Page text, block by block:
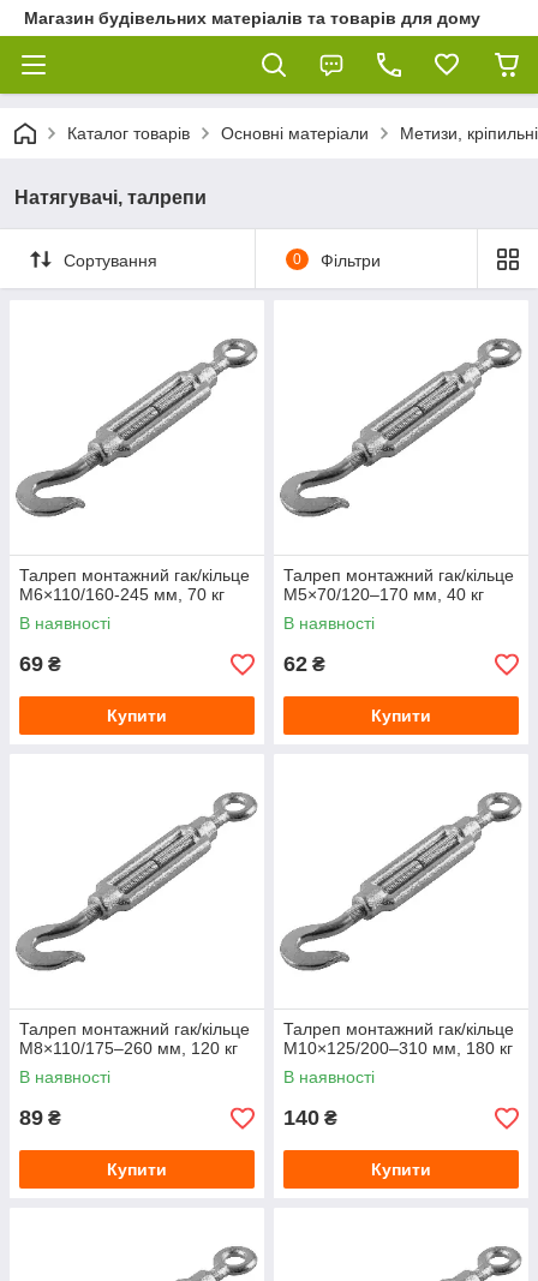
Магазин будівельних матеріалів та товарів для дому
Каталог товарів Основні матеріали Метизи,
Натягувачі, талрепи
Сортування 0 Фільтри
Талреп монтажний гак/кільце
М6×110/160-245 мм, 70 кг
В наявності
69 ₴
Купити
Талреп монтажний гак/кільце
М5×70/120–170 мм, 40 кг
В наявності
62 ₴
Купити
Талреп монтажний гак/кільце
М8×110/175–260 мм, 120 кг
В наявності
89 ₴
Купити
Талреп монтажний гак/кільце
М10×125/200–310 мм, 180 кг
В наявності
140 ₴
Купити